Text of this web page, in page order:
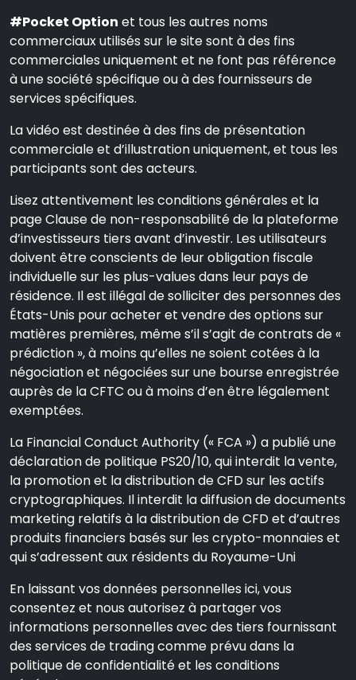
#Pocket Option et tous les autres noms
commerciaux utilisés sur le site sont à des fins
commerciales uniquement et ne font pas référence
à une société spécifique ou à des fournisseurs de
services spécifiques.
La vidéo est destinée à des fins de présentation
commerciale et d’illustration uniquement, et tous les
participants sont des acteurs.
Lisez attentivement les conditions générales et la
page Clause de non-responsabilité de la plateforme
d’investisseurs tiers avant d’investir. Les utilisateurs
doivent être conscients de leur obligation fiscale
individuelle sur les plus-values dans leur pays de
résidence. Il est illégal de solliciter des personnes des
États-Unis pour acheter et vendre des options sur
matières premières, même s’il s’agit de contrats de «
prédiction », à moins qu’elles ne soient cotées à la
négociation et négociées sur une bourse enregistrée
auprès de la CFTC ou à moins d’en être légalement
exemptées.
La Financial Conduct Authority (« FCA ») a publié une
déclaration de politique PS20/10, qui interdit la vente,
la promotion et la distribution de CFD sur les actifs
cryptographiques. Il interdit la diffusion de documents
marketing relatifs à la distribution de CFD et d’autres
produits financiers basés sur les crypto-monnaies et
qui s’adressent aux résidents du Royaume-Uni
En laissant vos données personnelles ici, vous
consentez et nous autorisez à partager vos
informations personnelles avec des tiers fournissant
des services de trading comme prévu dans la
politique de confidentialité et les conditions